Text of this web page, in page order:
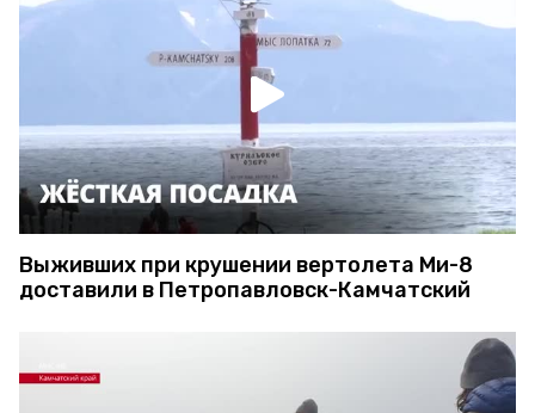
Выживших при крушении вертолета Ми-8
доставили в Петропавловск-Камчатский